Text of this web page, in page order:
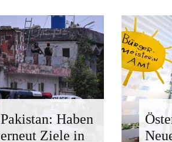
Pakistan: Haben
erneut Ziele in